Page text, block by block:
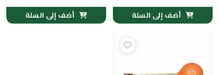
أضف إلى السلة أضف إلى السلة